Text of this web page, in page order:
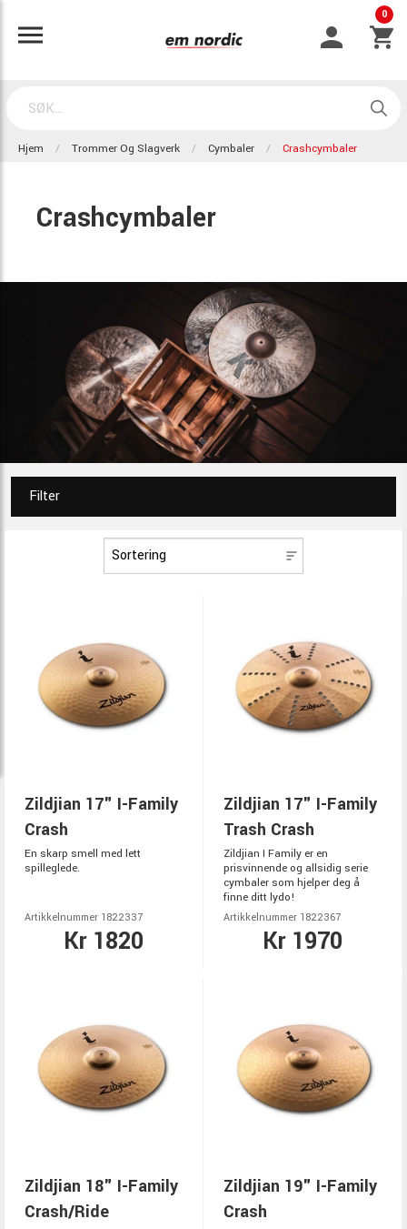
0
Hjem Trommer Og Slagverk Cymbaler Crashcymbaler
Crashcymbaler
Filter
Zildjian 17" I-Family
Crash
En skarp smell med lett
spilleglede.
Artikkelnummer 1822337
Kr 1820
Zildjian 17" I-Family
Trash Crash
Zildjian I Family er en
prisvinnende og allsidig serie
cymbaler som hjelper deg å
finne ditt lydo!
Artikkelnummer 1822367
Kr 1970
Zildjian 18" I-Family
Crash/Ride
Zildjian 19" I-Family
Crash